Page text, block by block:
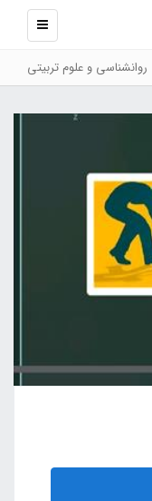
نمایش
روانشناسی و علوم تربیتی